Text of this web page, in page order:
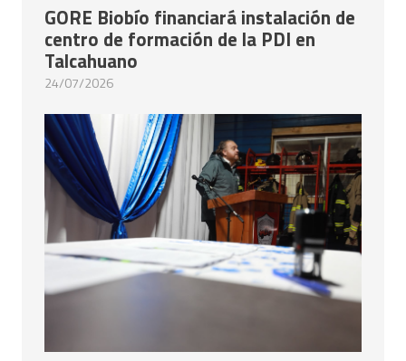
GORE Biobío financiará instalación de
centro de formación de la PDI en
Talcahuano
24/07/2026